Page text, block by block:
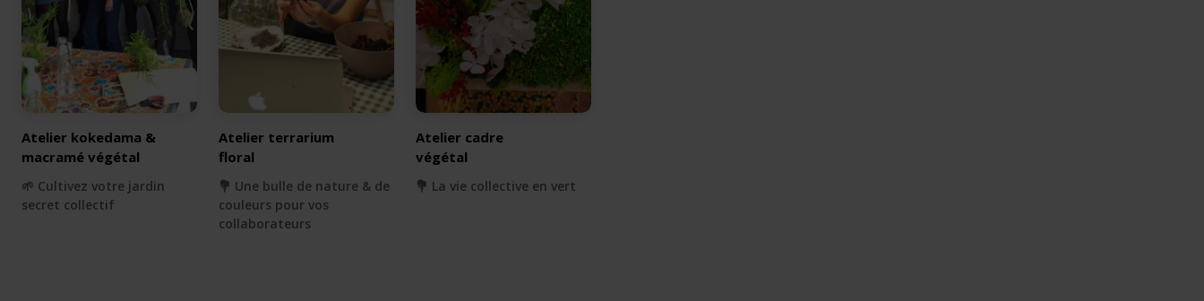
Atelier kokedama &
macramé végétal
🌱 Cultivez votre jardin
secret collectif
Atelier terrarium
floral
💐 Une bulle de nature & de
couleurs pour vos
collaborateurs
Atelier cadre
végétal
💐 La vie collective en vert